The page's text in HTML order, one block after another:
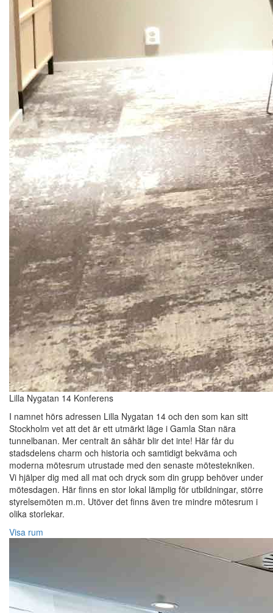
Lilla Nygatan 14 Konferens
I namnet hörs adressen Lilla Nygatan 14 och den som kan sitt
Stockholm vet att det är ett utmärkt läge i Gamla Stan nära
tunnelbanan. Mer centralt än såhär blir det inte! Här får du
stadsdelens charm och historia och samtidigt bekväma och
moderna mötesrum utrustade med den senaste mötestekniken.
Vi hjälper dig med all mat och dryck som din grupp behöver under
mötesdagen. Här finns en stor lokal lämplig för utbildningar, större
styrelsemöten m.m. Utöver det finns även tre mindre mötesrum i
olika storlekar.
Visa rum